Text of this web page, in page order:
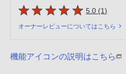
5つの星のう
5.0 (1件のレ
)
オーナーレビューについてはこちら
機能アイコンの説明はこちら